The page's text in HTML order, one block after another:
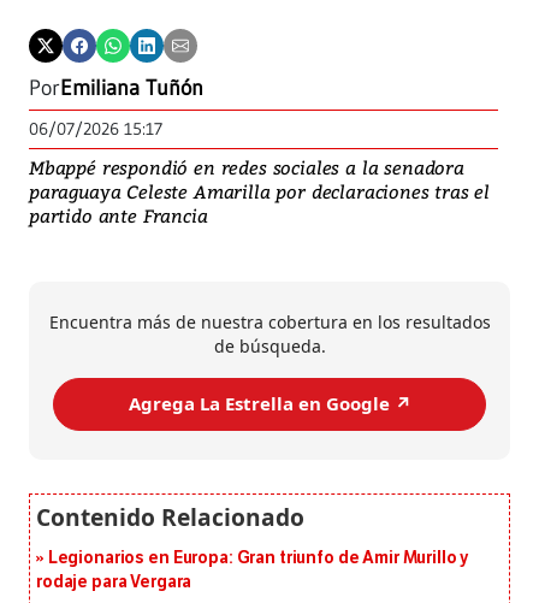
PorEmiliana Tuñón
06/07/2026 15:17
Mbappé respondió en redes sociales a la senadora
paraguaya Celeste Amarilla por declaraciones tras el
partido ante Francia
Encuentra más de nuestra cobertura en los resultados
de búsqueda.
Agrega La Estrella en Google ↗️
Legionarios en Europa: Gran triunfo de Amir Murillo y
rodaje para Vergara